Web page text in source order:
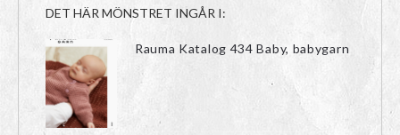
DET HÄR MÖNSTRET INGÅR I:
Rauma Katalog 434 Baby, babygarn